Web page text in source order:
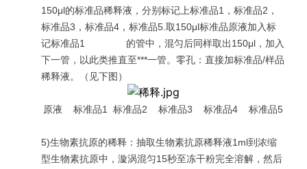
150μl的标准品稀释液，分别标记上标准品1，标准品2，
标准品3，标准品4，标准品5.取150μl标准品原液加入标
记标准品1 的管中，混匀后同样取出150μl，加入
下一管，以此类推直至***一管。零孔：直接加标准品/样品
稀释液。（见下图）
原液 标准品1 标准品2 标准品3 标准品4 标准品5
5)生物素抗原的稀释：抽取生物素抗原稀释液1ml到浓缩
型生物素抗原中，漩涡混匀15秒至冻干粉完全溶解，然后